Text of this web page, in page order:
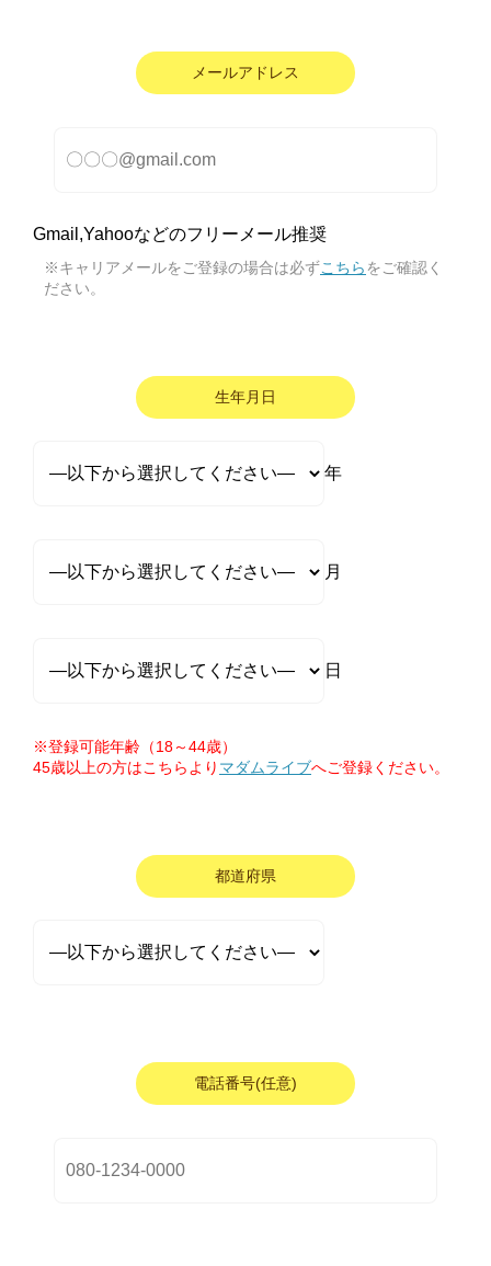
メールアドレス
Gmail,Yahooなどのフリーメール推奨
※キャリアメールをご登録の場合は必ずこちら をご確認く
ださい。
生年月日
年
月
日
※登録可能年齢（18～44歳）
45歳以上の方はこちらより マダムライブへご登録ください。
都道府県
電話番号(任意)